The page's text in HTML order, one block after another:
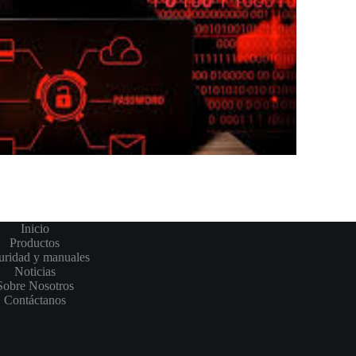
Inicio
Productos
y manuales
Noticias
Nosotros
Contáctanos